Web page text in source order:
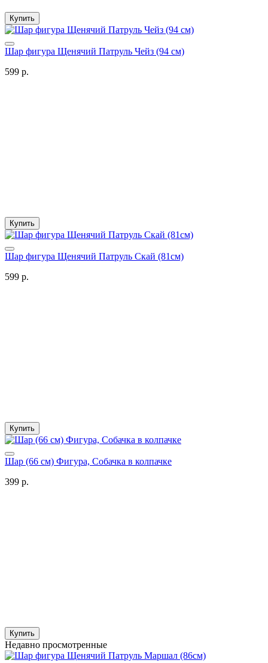
Купить
Шар фигура Щенячий Патруль Чейз (94 см)
599 р.
Купить
Шар фигура Щенячий Патруль Скай (81см)
599 р.
Купить
Шар (66 см) Фигура, Собачка в колпачке
399 р.
Купить
Недавно просмотренные